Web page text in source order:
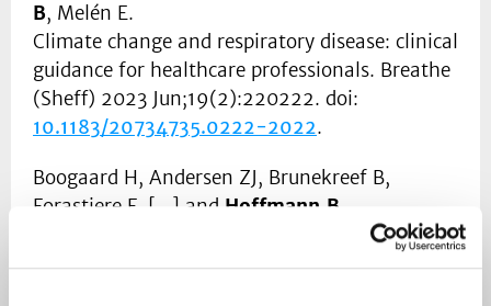
B, Melén E.
Climate change and respiratory disease: clinical
guidance for healthcare professionals. Breathe
(Sheff) 2023 Jun;19(2):220222. doi:
10.1183/20734735.0222-2022.
Boogaard H, Andersen ZJ, Brunekreef B,
Forastiere F, [...] and Hoffmann B
Aria pulita in Europa per tutti. Un invito ad
agire in modo più incisivo. Epidemiol Prev